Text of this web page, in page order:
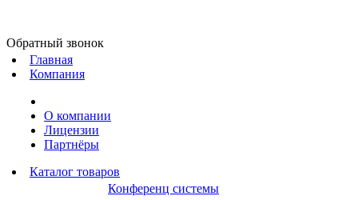
Обратный звонок
Главная
Компания
О компании
Лицензии
Партнёры
Каталог товаров
Конференц системы